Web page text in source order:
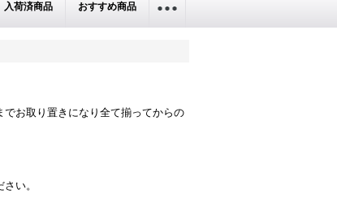
入荷済商品 おすすめ商品
お取り置きになり全て揃ってからの
い。